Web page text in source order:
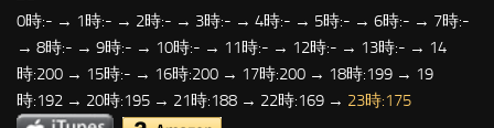
0時:- → 1時:- → 2時:- → 3時:- → 4時:- → 5時:- → 6時:- → 7時:-
→ 8時:- → 9時:- → 10時:- → 11時:- → 12時:- → 13時:- → 14
時:200 → 15時:- → 16時:200 → 17時:200 → 18時:199 → 19
時:192 → 20時:195 → 21時:188 → 22時:169 → 23時:175